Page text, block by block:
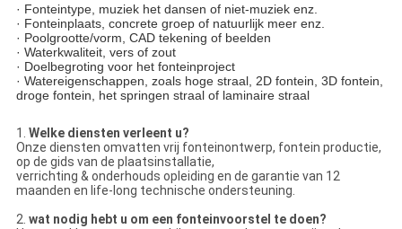
· Fonteintype, muziek het dansen of niet-muziek enz.
· Fonteinplaats, concrete groep of natuurlijk meer enz.
· Poolgrootte/vorm, CAD tekening of beelden
· Waterkwaliteit, vers of zout
· Doelbegroting voor het fonteinproject
· Watereigenschappen, zoals hoge straal, 2D fontein, 3D fontein,
droge fontein, het springen straal of laminaire straal
1. Welke diensten verleent u?
Onze diensten omvatten vrij fonteinontwerp, fontein productie,
op de gids van de plaatsinstallatie,
verrichting & onderhouds opleiding en de garantie van 12
maanden en life-long technische ondersteuning.
2. wat nodig hebt u om een fonteinvoorstel te doen?